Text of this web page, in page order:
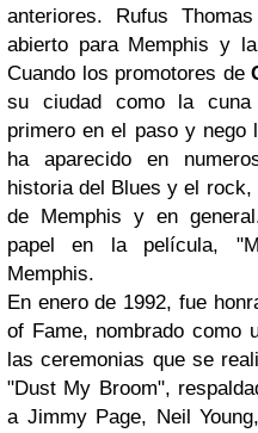
anteriores. Rufus
abierto para Memphis y
Cuando los promotores de
su ciudad como la
primero en el paso y nego
ha aparecido en
historia del Blues y el
de Memphis y en
papel en la película,
Memphis.
En enero de 1992, fue
of Fame, nombrado como
las ceremonias que se
"Dust My Broom",
a Jimmy Page, Neil